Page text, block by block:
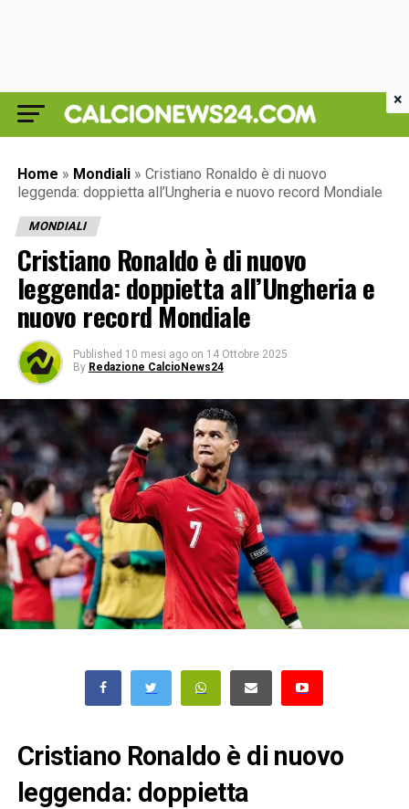
Home » Mondiali » Cristiano Ronaldo è di nuovo
leggenda: doppietta all’Ungheria e nuovo record Mondiale
MONDIALI
Cristiano Ronaldo è di nuovo
leggenda: doppietta all’Ungheria e
nuovo record Mondiale
Published 10 mesi ago on 14 Ottobre 2025
By Redazione CalcioNews24
Cristiano Ronaldo è di nuovo
leggenda: doppietta
×